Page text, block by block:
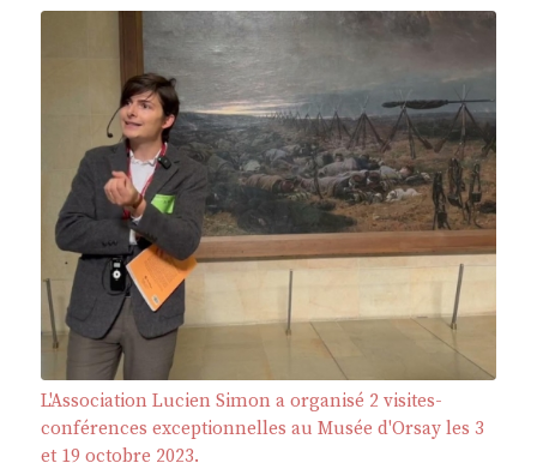
L'Association Lucien Simon a organisé 2 visites-
conférences exceptionnelles au Musée d'Orsay les 3
et 19 octobre 2023.